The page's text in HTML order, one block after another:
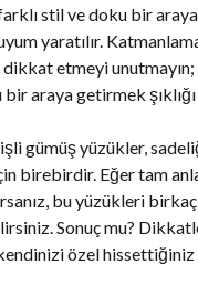
stil ve doku bir
yaratılır.
etmeyi
araya getirmek şıklığı
gümüş yüzükler,
birebirdir. Eğer tam
bu yüzükleri
Sonuç mu?
özel